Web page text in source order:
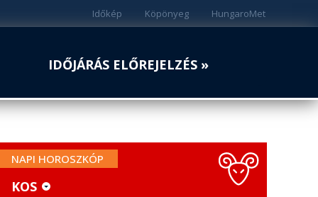
HungaroMet
Köpönyeg
Időkép
IDŐJÁRÁS ELŐREJELZÉS »
NAPI HOROSZKÓP
KOS